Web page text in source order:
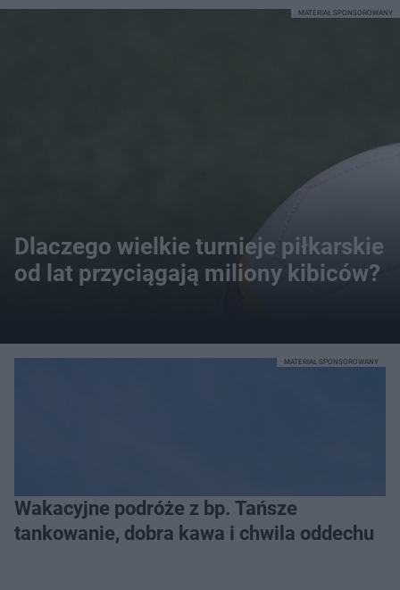
Dlaczego wielkie turnieje piłkarskie
od lat przyciągają miliony kibiców?
MATERIAŁ SPONSOROWANY
Wakacyjne podróże z bp. Tańsze
tankowanie, dobra kawa i chwila oddechu
MATERIAŁ SPONSOROWANY